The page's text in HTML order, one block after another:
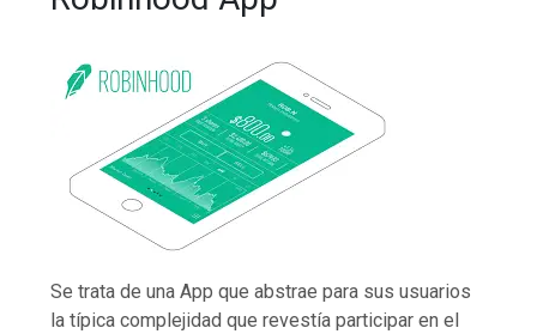
Se trata de una App que abstrae para sus usuarios
la típica complejidad que revestía participar en el